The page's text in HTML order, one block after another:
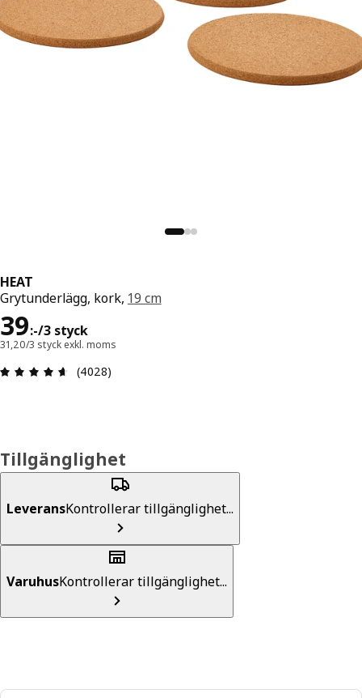
HEAT
Grytunderlägg, kork, 19 cm
39:-/3 styck
Pris 39:-/3 styck
31,20/3 styck exkl. moms
Recension: 4.6 utav 5 stjärnor. Totalt antal
(4028)
Tillgänglighet
LeveransKontrollerar tillgänglighet...
VaruhusKontrollerar tillgänglighet...